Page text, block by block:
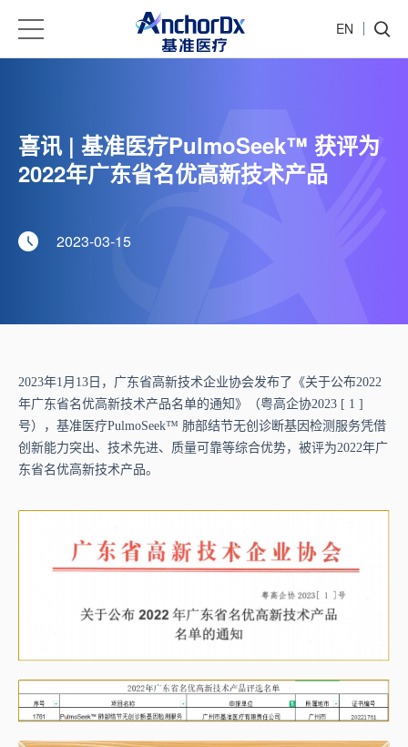
EN
喜讯 | 基准医疗PulmoSeek™ 获评为
2022年广东省名优高新技术产品
2023-03-15
2023年1月13日，广东省高新技术企业协会发布了《关于公布2022
年广东省名优高新技术产品名单的通知》（粤高企协2023 [ 1 ]
号），基准医疗PulmoSeek™ 肺部结节无创诊断基因检测服务凭借
创新能力突出、技术先进、质量可靠等综合优势，被评为2022年广
东省名优高新技术产品。